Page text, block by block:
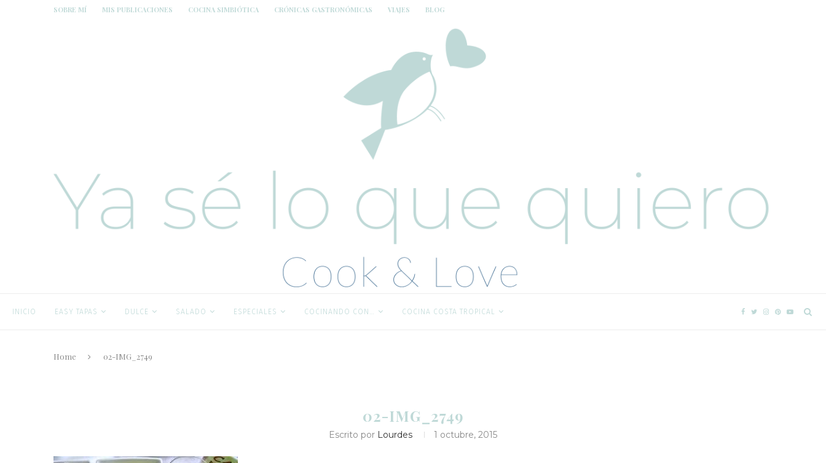
SOBRE MÍ MIS PUBLICACIONES COCINA SIMBIÓTICA CRÓNICAS GASTRONÓMICAS VIAJES BLOG
INICIO EASY TAPAS DULCE SALADO ESPECIALES COCINANDO CON… COCINA COSTA TROPICAL
Home 02-IMG_2749
02-IMG_2749
Escrito por Lourdes 1 octubre, 2015